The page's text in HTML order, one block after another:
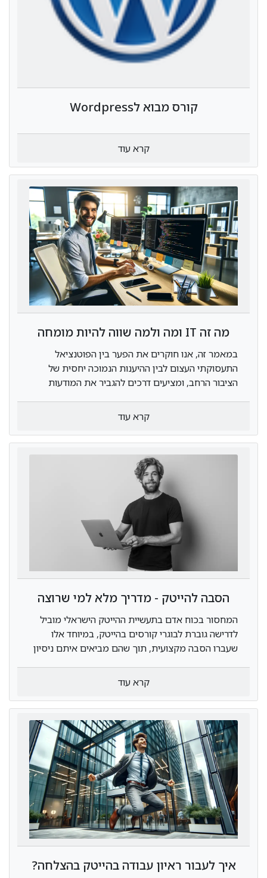
קורס מבוא לWordpress
קרא עוד
מה זה IT ומה ולמה שווה להיות מומחה
במאמר זה, אנו חוקרים את הפער בין הפוטנציאל
התעסוקתי העצום לבין ההיענות הנמוכה יחסית של
הציבור הרחב, ומציעים דרכים להגביר את המודעות
קרא עוד
הסבה להייטק - מדריך מלא למי שרוצה
המחסור בכוח אדם בתעשיית ההייטק הישראלי מוביל
לדרישה גוברת לבוגרי קורסים בהייטק, במיוחד אלו
שעברו הסבה מקצועית, תוך שהם מביאים איתם ניסיון
קרא עוד
איך לעבור ראיון עבודה בהייטק בהצלחה?